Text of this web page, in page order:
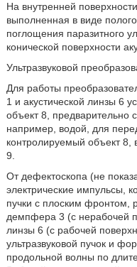
На внутренней
выполненная в виде
поглощения паразитного
конической поверхности
Ультразвуковой
Для работы
1 и акустической линзы 6
объект 8, предварительно
например, водой, для
контролируемый объект 8,
9.
От дефектоскопа (не
электрические импульсы,
пучки с плоским фронтом,
демпфера 3 (с нерабочей
линзы 6 (с рабочей
ультразвуковой пучок и
продольной волны по